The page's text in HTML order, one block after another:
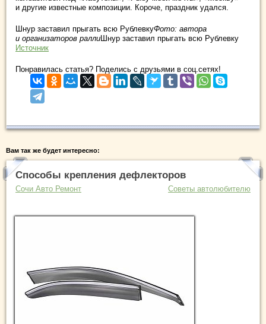
и другие известные композиции. Короче, праздник удался.
Шнур заставил прыгать всю РублевкуФото: автора
и организаторов раллиШнур заставил прыгать всю Рублевку
Источник
Понравилась статья? Поделись с друзьями в соц.сетях!
Вам так же будет интересно:
Способы крепления дефлекторов
Сочи Авто Ремонт Советы автолюбителю